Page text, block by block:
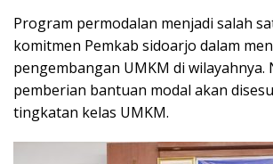
Program permodalan menjadi salah
komitmen Pemkab sidoarjo dalam
pengembangan UMKM di wilayahnya.
pemberian bantuan modal akan
tingkatan kelas UMKM.